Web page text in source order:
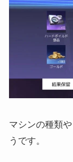
マシンの種類
うです。